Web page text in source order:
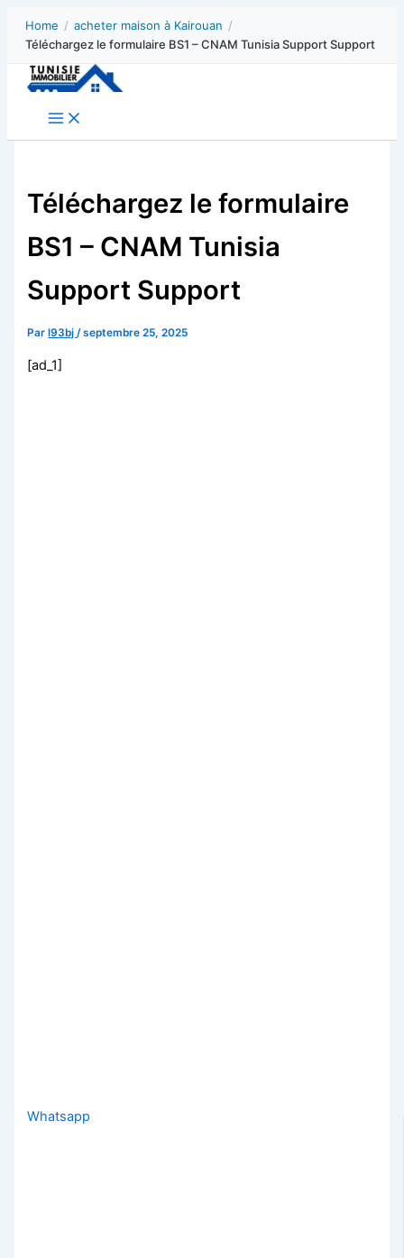
Home / acheter maison à Kairouan /
Téléchargez le formulaire BS1 – CNAM Tunisia Support Support
contenu
Téléchargez le formulaire
BS1 – CNAM Tunisia
Support Support
Par l93bj/septembre 25, 2025
[ad_1]
Whatsapp